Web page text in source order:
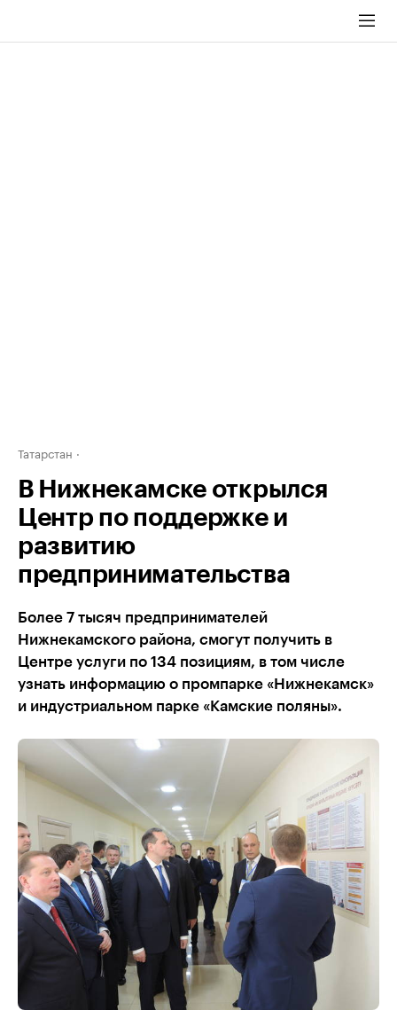
Татарстан
В Нижнекамске открылся
Центр по поддержке и
развитию
предпринимательства
Более 7 тысяч предпринимателей
Нижнекамского района, смогут получить в
Центре услуги по 134 позициям, в том числе
узнать информацию о промпарке «Нижнекамск»
и индустриальном парке «Камские поляны».